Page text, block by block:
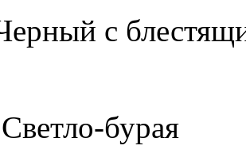
с
бурая